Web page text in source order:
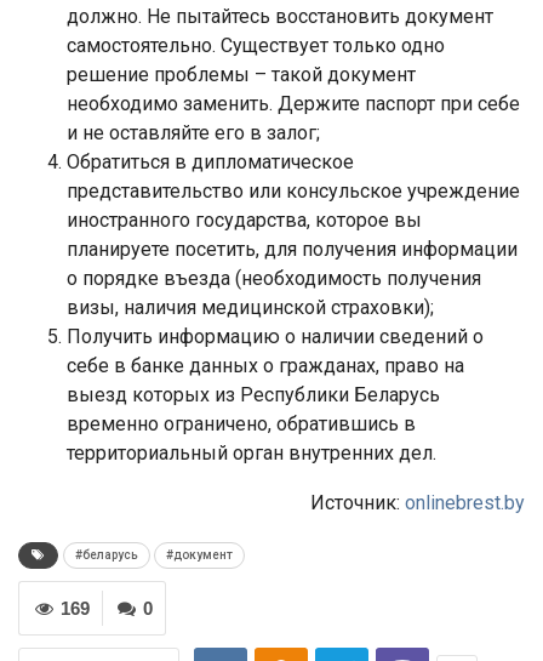
должно. Не пытайтесь восстановить документ
самостоятельно. Существует только одно
решение проблемы – такой документ
необходимо заменить. Держите паспорт при себе
и не оставляйте его в залог;
Обратиться в дипломатическое
представительство или консульское учреждение
иностранного государства, которое вы
планируете посетить, для получения информации
о порядке въезда (необходимость получения
визы, наличия медицинской страховки);
Получить информацию о наличии сведений о
себе в банке данных о гражданах, право на
выезд которых из Республики Беларусь
временно ограничено, обратившись в
территориальный орган внутренних дел.
Источник: onlinebrest.by
#беларусь #документ
0
169